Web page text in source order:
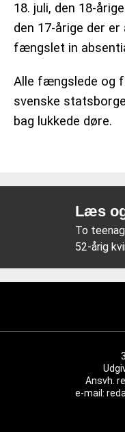
18. juli, den 18-
den 17-årige der
fængslet in
Alle fængslede og
svenske
bag lukkede døre.
Læs
To
52-årig
Ansvh.
e-mail: